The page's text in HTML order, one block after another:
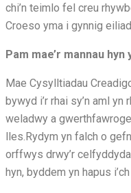
chi’n teimlo fel creu
Croeso yma i gynnig
Pam mae’r mannau hyn
Mae Cysylltiadau
bywyd i’r rhai sy’n aml yn
weladwy a
lles.Rydym yn falch o
orffwys drwy’r
hyn, byddem yn hapus